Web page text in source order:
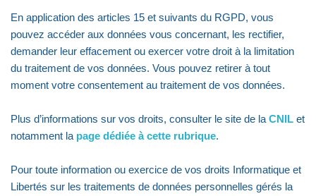
En application des articles 15 et suivants du RGPD, vous
pouvez accéder aux données vous concernant, les rectifier,
demander leur effacement ou exercer votre droit à la limitation
du traitement de vos données. Vous pouvez retirer à tout
moment votre consentement au traitement de vos données.
Plus d’informations sur vos droits, consulter le site de la CNIL et
notamment la page dédiée à cette rubrique.
Pour toute information ou exercice de vos droits Informatique et
Libertés sur les traitements de données personnelles gérés la